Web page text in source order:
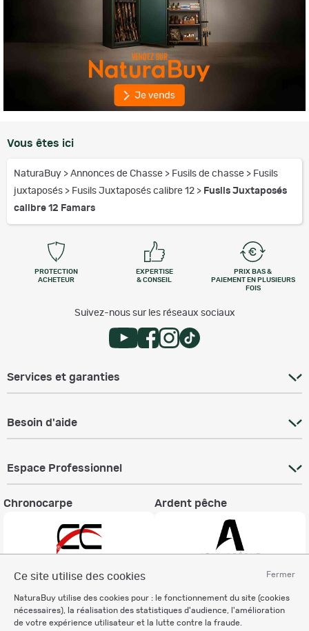
Fermer
Ce site utilise des cookies
NaturaBuy utilise des cookies pour : le fonctionnement du site (cookies
nécessaires), la réalisation des statistiques d'audience, l'amélioration
de votre expérience utilisateur et la lutte contre la fraude.
Vous êtes ici
NaturaBuy > Annonces de Chasse > Fusils de chasse > Fusils
juxtaposés > Fusils Juxtaposés calibre 12 > Fusils Juxtaposés
calibre 12 Famars
PROTECTION
ACHETEUR
EXPERTISE
& CONSEIL
PRIX BAS &
PAIEMENT EN PLUSIEURS
FOIS
Suivez-nous sur les réseaux sociaux
Services et garanties
Besoin d'aide
Espace Professionnel
Chronocarpe Ardent pêche
Informations légales
Charte éthique